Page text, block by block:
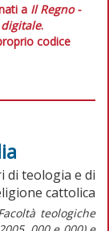
a Il Regno -
.
codice
di teologia e di
cattolica
teologiche